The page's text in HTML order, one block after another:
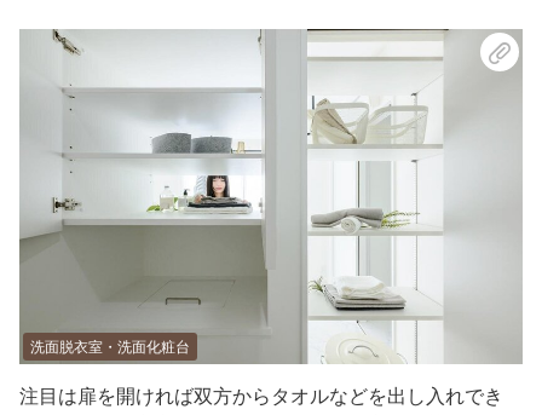
洗面脱衣室・洗面化粧台
注目は扉を開ければ双方からタオルなどを出し入れでき